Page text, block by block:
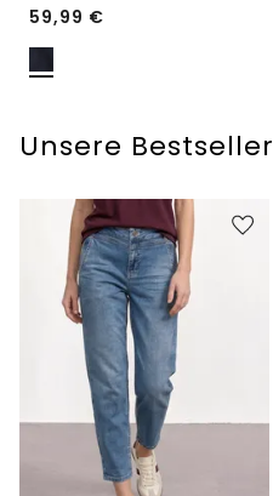
59,99 €
Unsere Bestseller